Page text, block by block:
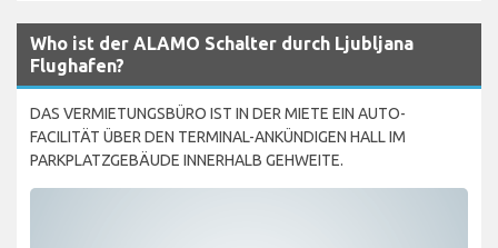
Who ist der ALAMO Schalter durch Ljubljana
Flughafen?
DAS VERMIETUNGSBÜRO IST IN DER MIETE EIN AUTO-
FACILITÄT ÜBER DEN TERMINAL-ANKÜNDIGEN HALL IM
PARKPLATZGEBÄUDE INNERHALB GEHWEITE.